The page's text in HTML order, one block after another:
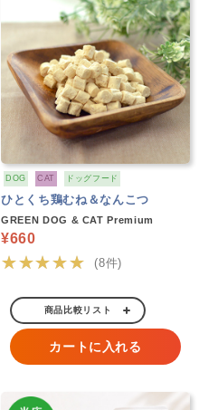
DOG CAT ドッグフード
ひとくち鶏むね＆なんこつ
GREEN DOG & CAT Premium
¥660
★★★★★ (8件)
商品比較リスト
カートに入れる